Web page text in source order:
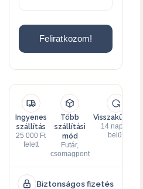
Feliratkozom!
Ingyenes
szállítás
25 000 Ft
felett
Több
szállítási
mód
Futár,
csomagpont
Visszaküldés
14 napon
belül
Biztonságos fizetés